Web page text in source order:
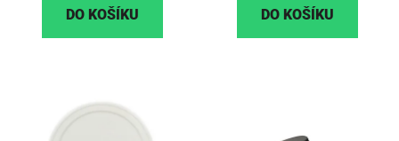
DO KOŠÍKU DO KOŠÍKU